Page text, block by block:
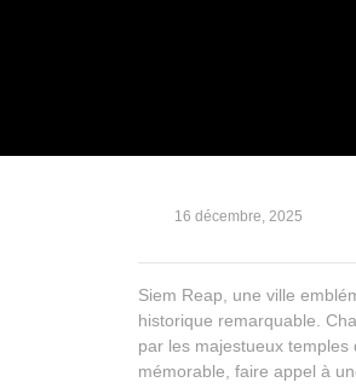
16 décembre, 2025
Siem Reap, une ville
historique remarquable.
par les majestueux
mémorable, faire appel à